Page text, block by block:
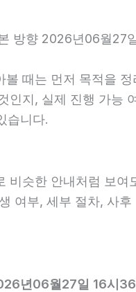
방향 2026년06월27
볼 때는 먼저 목적을
인지, 실제 진행 가능
습니다.
비슷한 안내처럼 보
여부, 세부 절차, 사
년06월27일 16시